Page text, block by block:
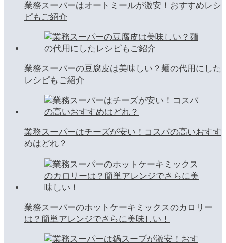
業務スーパーはオートミールが激安！おすすめレシ
ピもご紹介
業務スーパーの豆腐皮は美味しい？麺の代用にした
レシピもご紹介
業務スーパーはチーズが安い！コスパの高いおすす
めはどれ？
業務スーパーのホットケーキミックスのカロリー
は？簡単アレンジでさらに美味しい！